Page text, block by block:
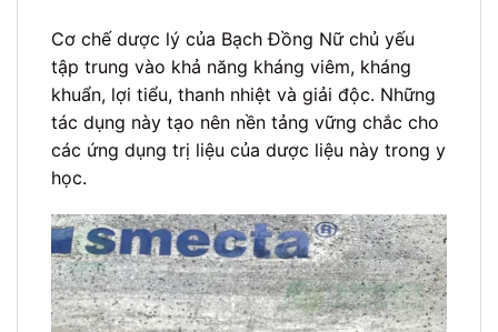
Cơ chế dược lý của Bạch Đồng Nữ chủ yếu
tập trung vào khả năng kháng viêm, kháng
khuẩn, lợi tiểu, thanh nhiệt và giải độc. Những
tác dụng này tạo nên nền tảng vững chắc cho
các ứng dụng trị liệu của dược liệu này trong y
học.